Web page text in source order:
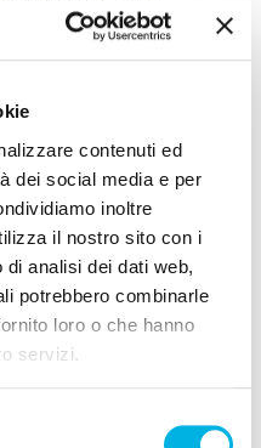
contenuti ed
dei social media e per
inoltre
il nostro sito con i
analisi dei dati web,
potrebbero combinarle
loro o che hanno
servizi.
mostrano
altri che registrano
meccanismi esatti
sui circuiti
dipendenze.
ancora gruppi
più difficile